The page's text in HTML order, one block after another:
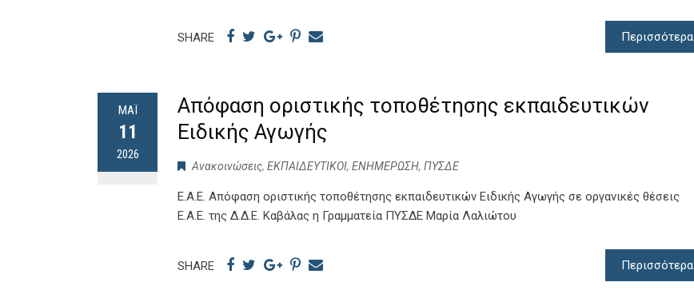
Περισσότερα
SHARE
ΜΆΙ
11
2026
Απόφαση οριστικής τοποθέτησης εκπαιδευτικών
Ειδικής Αγωγής
Ανακοινώσεις, ΕΚΠΑΙΔΕΥΤΙΚΟΙ, ΕΝΗΜΕΡΩΣΗ, ΠΥΣΔΕ
Ε.Α.Ε. Απόφαση οριστικής τοποθέτησης εκπαιδευτικών Ειδικής Αγωγής σε οργανικές θέσεις
Ε.Α.Ε. της Δ.Δ.Ε. Καβάλας η Γραμματεία ΠΥΣΔΕ Μαρία Λαλιώτου
Περισσότερα
SHARE